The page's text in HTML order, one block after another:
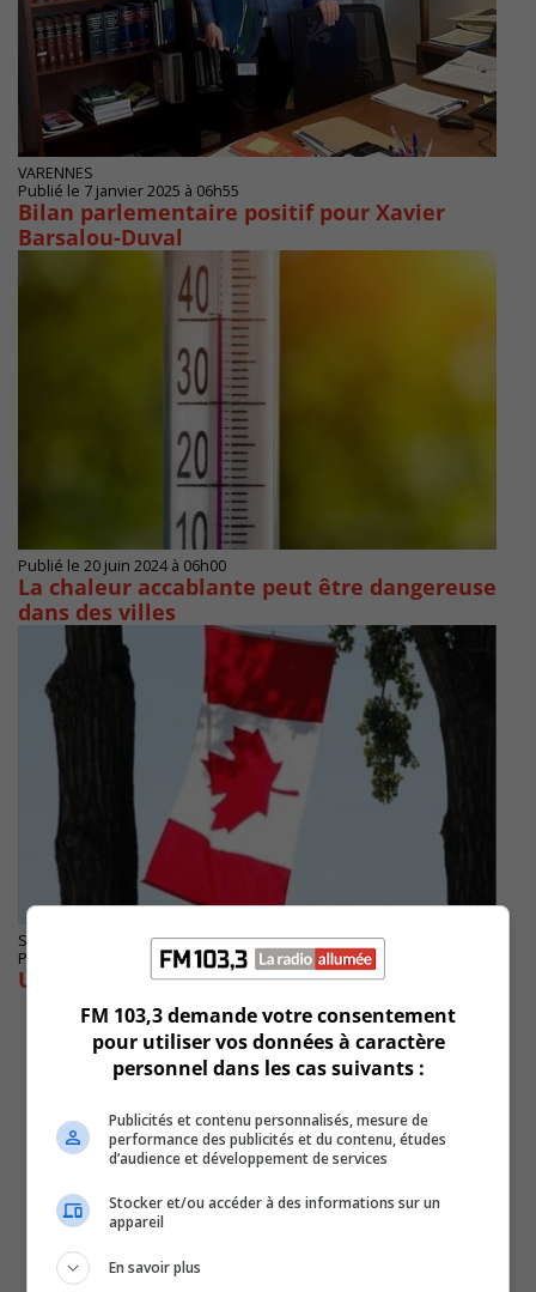
VARENNES
Publié le 7 janvier 2025 à 06h55
Bilan parlementaire positif pour Xavier
Barsalou-Duval
Publié le 20 juin 2024 à 06h00
La chaleur accablante peut être dangereuse
dans des villes
SAINT-BRUNO-DE-MONTARVILLE
Publié le 30 juin 2023 à 08h25
Une fête du Canada sans feux d’artifice
FM 103,3 demande votre consentement
pour utiliser vos données à caractère
personnel dans les cas suivants :
Publicités et contenu personnalisés, mesure de
performance des publicités et du contenu, études
d’audience et développement de services
Stocker et/ou accéder à des informations sur un
appareil
En savoir plus